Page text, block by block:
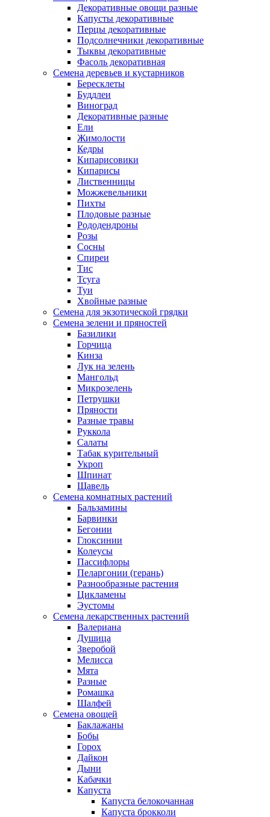
Декоративные овощи разные
Капусты декоративные
Перцы декоративные
Подсолнечники декоративные
Тыквы декоративные
Фасоль декоративная
Семена деревьев и кустарников
Бересклеты
Буддлеи
Виноград
Декоративные разные
Ели
Жимолости
Кедры
Кипарисовики
Кипарисы
Лиственницы
Можжевельники
Пихты
Плодовые разные
Рододендроны
Розы
Сосны
Спиреи
Тис
Тсуга
Туи
Хвойные разные
Семена для экзотической грядки
Семена зелени и пряностей
Базилики
Горчица
Кинза
Лук на зелень
Мангольд
Микрозелень
Петрушки
Пряности
Разные травы
Руккола
Салаты
Табак курительный
Укроп
Шпинат
Щавель
Семена комнатных растений
Бальзамины
Барвинки
Бегонии
Глоксинии
Колеусы
Пассифлоры
Пеларгонии (герань)
Разнообразные растения
Цикламены
Эустомы
Семена лекарственных растений
Валериана
Душица
Зверобой
Мелисса
Мята
Разные
Ромашка
Шалфей
Семена овощей
Баклажаны
Бобы
Горох
Дайкон
Дыни
Кабачки
Капуста
Капуста белокочанная
Капуста брокколи